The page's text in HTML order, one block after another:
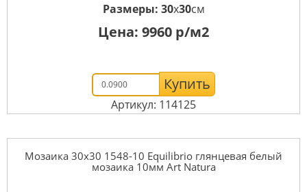
Размеры: 30x30см
Цена: 9960 р/м2
Купить
Артикул: 114125
Мозаика 30x30 1548-10 Equilibrio глянцевая белый
мозаика 10мм Art Natura